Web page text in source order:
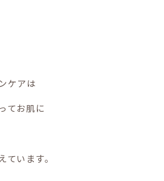
ケアは
てお肌に
います。